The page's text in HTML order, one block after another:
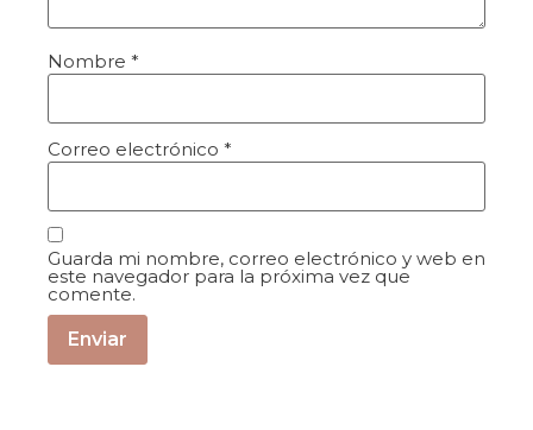
Nombre *
Correo electrónico *
Guarda mi nombre, correo electrónico y web en
este navegador para la próxima vez que
comente.